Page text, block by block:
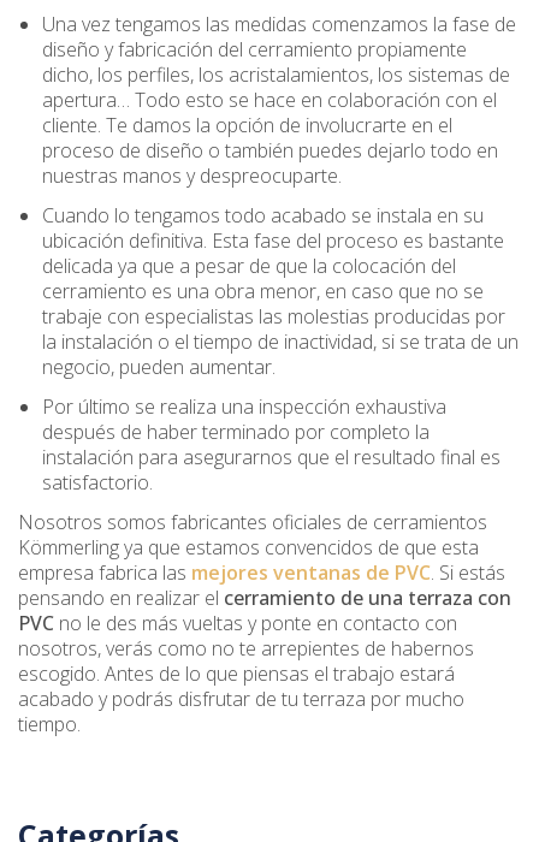
Una vez tengamos las medidas comenzamos la fase de
diseño y fabricación del cerramiento propiamente
dicho, los perfiles, los acristalamientos, los sistemas de
apertura… Todo esto se hace en colaboración con el
cliente. Te damos la opción de involucrarte en el
proceso de diseño o también puedes dejarlo todo en
nuestras manos y despreocuparte.
Cuando lo tengamos todo acabado se instala en su
ubicación definitiva. Esta fase del proceso es bastante
delicada ya que a pesar de que la colocación del
cerramiento es una obra menor, en caso que no se
trabaje con especialistas las molestias producidas por
la instalación o el tiempo de inactividad, si se trata de un
negocio, pueden aumentar.
Por último se realiza una inspección exhaustiva
después de haber terminado por completo la
instalación para asegurarnos que el resultado final es
satisfactorio.
Nosotros somos fabricantes oficiales de cerramientos
Kömmerling ya que estamos convencidos de que esta
empresa fabrica las mejores ventanas de PVC. Si estás
pensando en realizar el cerramiento de una terraza con
PVC no le des más vueltas y ponte en contacto con
nosotros, verás como no te arrepientes de habernos
escogido. Antes de lo que piensas el trabajo estará
acabado y podrás disfrutar de tu terraza por mucho
tiempo.